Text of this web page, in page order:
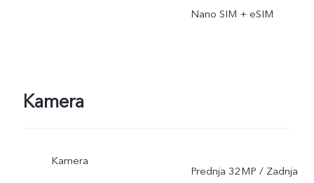
infrastrukture i verzije
Nano SIM + eSIM
Kamera
Kamera
Prednja 32MP / Zadnja